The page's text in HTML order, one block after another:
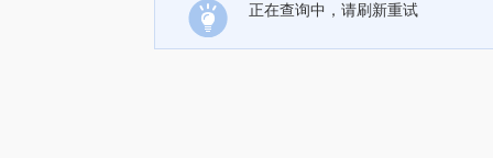
正在查询中，请刷新重试